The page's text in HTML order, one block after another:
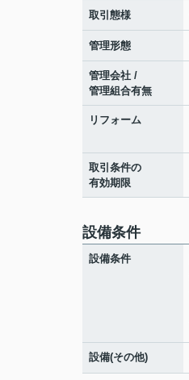
取引態様
管理形態
管理会社 /
管理組合有無
リフォーム
取引条件の
有効期限
設備条件
設備条件
設備(その他)